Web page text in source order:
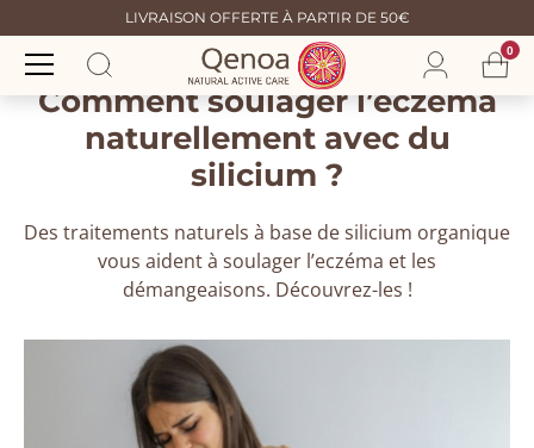
Comment soulager l’eczéma
naturellement avec du
silicium ?
Des traitements naturels à base de silicium organique
vous aident à soulager l’eczéma et les
démangeaisons. Découvrez-les !
LIVRAISON OFFERTE À PARTIR DE 50€
0